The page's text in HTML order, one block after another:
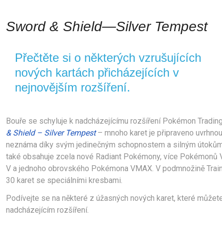
Sword & Shield—Silver Tempest
Přečtěte si o některých vzrušujících
nových kartách přicházejících v
nejnovějším rozšíření.
Bouře se schyluje k nadcházejícímu rozšíření Pokémon
& Shield – Silver Tempest – mnoho karet je připraveno
neznáma díky svým jedinečným schopnostem a silným
také obsahuje zcela nové Radiant Pokémony, více Pokémonů
V a jednoho obrovského Pokémona VMAX. V podmnožině
30 karet se speciálními kresbami.
Podívejte se na některé z úžasných nových karet, které
nadcházejícím rozšíření.